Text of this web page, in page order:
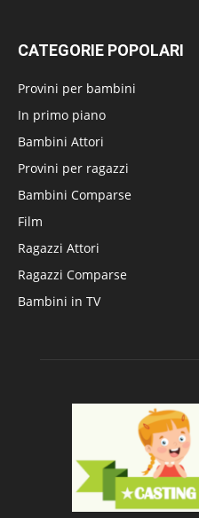
CATEGORIE POPOLARI
Provini per bambini
In primo piano
Bambini Attori
Provini per ragazzi
Bambini Comparse
Film
Ragazzi Attori
Ragazzi Comparse
Bambini in TV